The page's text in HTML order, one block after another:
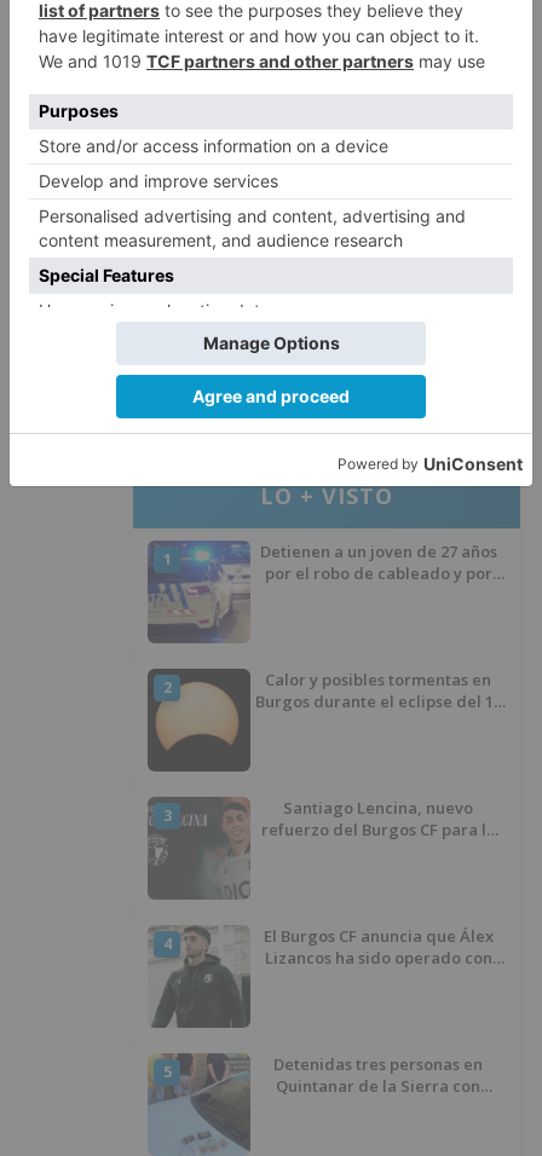
intervención.Nos reservamos entrar por ahora
en el tema de su presupuesto absolutamente
desorbitado, que tanto chirría en la situación
social del momento presente. Hay muchas
otras mejoras como su deficiente calefacción,
la accesibilidad o la iluminación, tanto interna
como externa, que consideramos mucho más
urgentes y necesarias que cambiar de puertas.
público manifiesto desacuerdo
cambio
puertas catedral
LO + VISTO
1
Detienen a un joven de 27 años
por el robo de cableado y por
2
Calor y posibles tormentas en
Burgos durante el eclipse del 12
3
Santiago Lencina, nuevo
refuerzo del Burgos CF para la
4
El Burgos CF anuncia que Álex
Lizancos ha sido operado con
5
Detenidas tres personas en
Quintanar de la Sierra con